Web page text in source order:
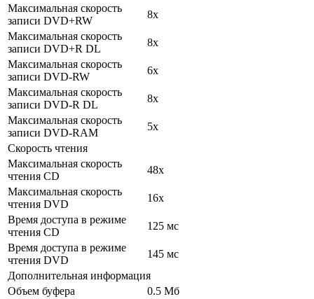
Максимальная скорость
записи DVD+RW
8x
Максимальная скорость
записи DVD+R DL
8x
Максимальная скорость
записи DVD-RW
6x
Максимальная скорость
записи DVD-R DL
8x
Максимальная скорость
записи DVD-RAM
5x
Скорость чтения
Максимальная скорость
чтения CD
48x
Максимальная скорость
чтения DVD
16x
Время доступа в режиме
чтения CD
125 мс
Время доступа в режиме
чтения DVD
145 мс
Дополнительная информация
Объем буфера
0.5 Мб